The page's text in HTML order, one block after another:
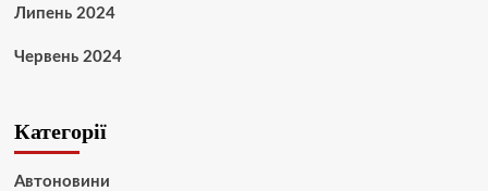
Липень 2024
Червень 2024
Категорії
Автоновини